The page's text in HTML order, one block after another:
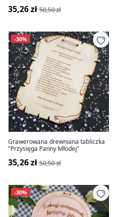
35,26 zł 50,50 zł
-30%
Grawerowana drewniana tabliczka
"Przysięga Panny Młodej"
35,26 zł 50,50 zł
-30%